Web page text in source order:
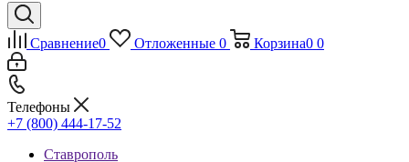
Сравнение0 Отложенные 0 Корзина0 0
Телефоны
+7 (800) 444-17-52
Ставрополь